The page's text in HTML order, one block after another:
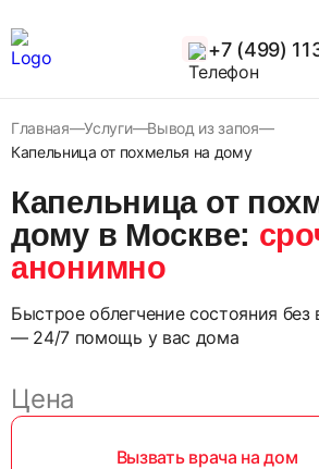
+7 (499)
Главная Услуги
Вывод из запоя
Капельница от похмелья на дому
Цена
Капельница от
дому в Москве:
анонимно
Быстрое облегчение состояния без
— 24/7 помощь у вас дома
Вызвать врача на дом